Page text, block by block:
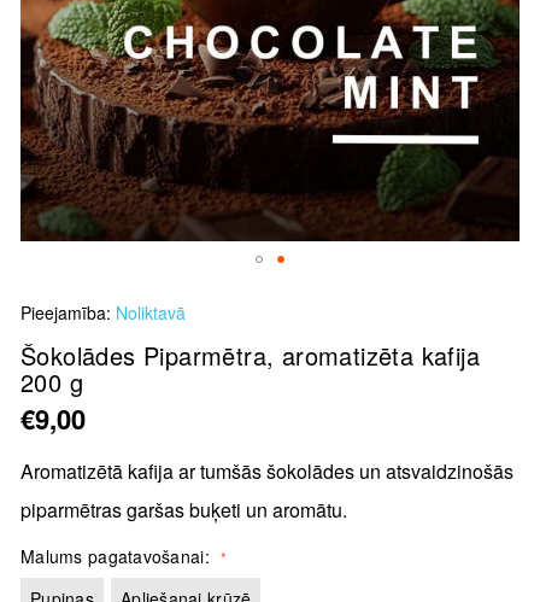
to
the
beginning
of
the
images
Pieejamība: Noliktavā
Šokolādes Piparmētra, aromatizēta kafija
200 g
€9,00
Aromatizētā kafija ar tumšās šokolādes un atsvaidzinošās
piparmētras garšas buķeti un aromātu.
Malums pagatavošanai